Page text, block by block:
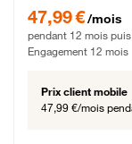
47,99 € par mois
47,99 €/mois
pendant 12 mois puis
Engagement 12 mois
Prix client mobile
47,99 €/mois